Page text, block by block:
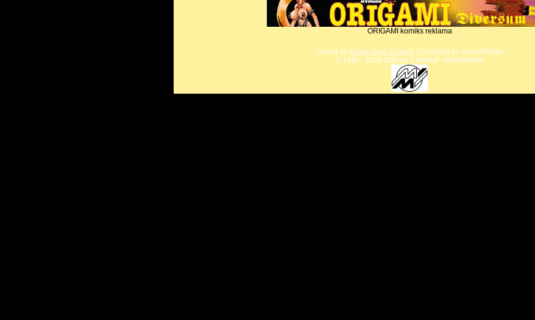
ORIGAMI komiks reklama
Coded by Pavel Nero Kramný | Graphics by Josef Fraško
© 1995 - 2026 Dittmar Chmelař - MikroMedia